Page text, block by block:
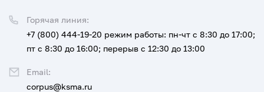
Горячая линия:
+7 (800) 444-19-20 режим работы: пн-чт с 8:30 до 17:00;
пт с 8:30 до 16:00; перерыв с 12:30 до 13:00
Email:
corpus@ksma.ru